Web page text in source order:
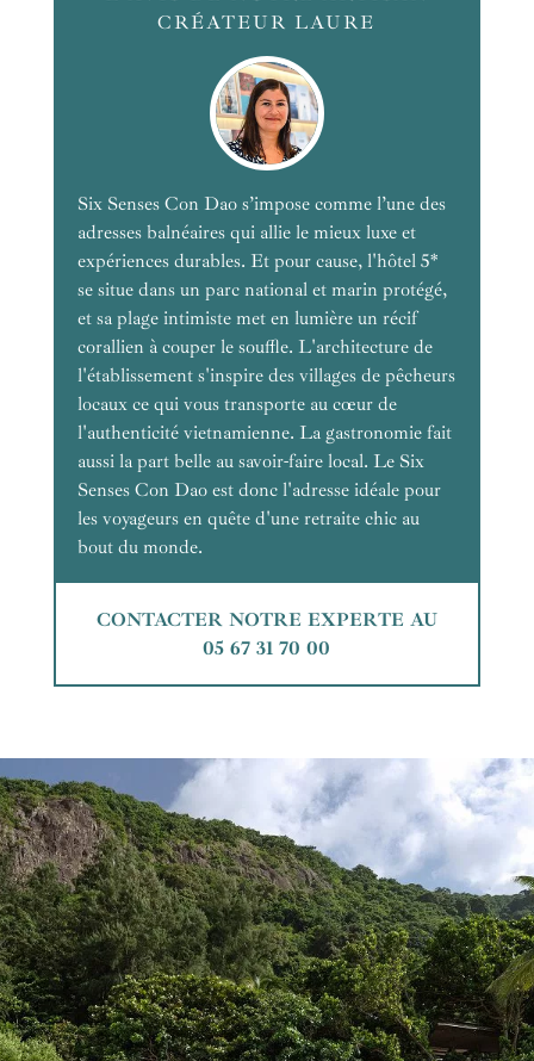
CRÉATEUR LAURE
Six Senses Con Dao s’impose comme l’une des
adresses balnéaires qui allie le mieux luxe et
expériences durables. Et pour cause, l'hôtel 5*
se situe dans un parc national et marin protégé,
et sa plage intimiste met en lumière un récif
corallien à couper le souffle. L'architecture de
l'établissement s'inspire des villages de pêcheurs
locaux ce qui vous transporte au cœur de
l'authenticité vietnamienne. La gastronomie fait
aussi la part belle au savoir-faire local. Le Six
Senses Con Dao est donc l'adresse idéale pour
les voyageurs en quête d'une retraite chic au
bout du monde.
CONTACTER NOTRE EXPERTE AU
05 67 31 70 00